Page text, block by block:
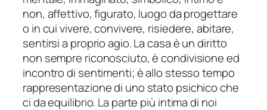
non, affettivo, figurato, luogo da progettare
o in cui vivere, convivere, risiedere, abitare,
sentirsi a proprio agio. La casa è un diritto
non sempre riconosciuto, è condivisione ed
incontro di sentimenti; è allo stesso tempo
rappresentazione di uno stato psichico che
ci da equilibrio. La parte più intima di noi